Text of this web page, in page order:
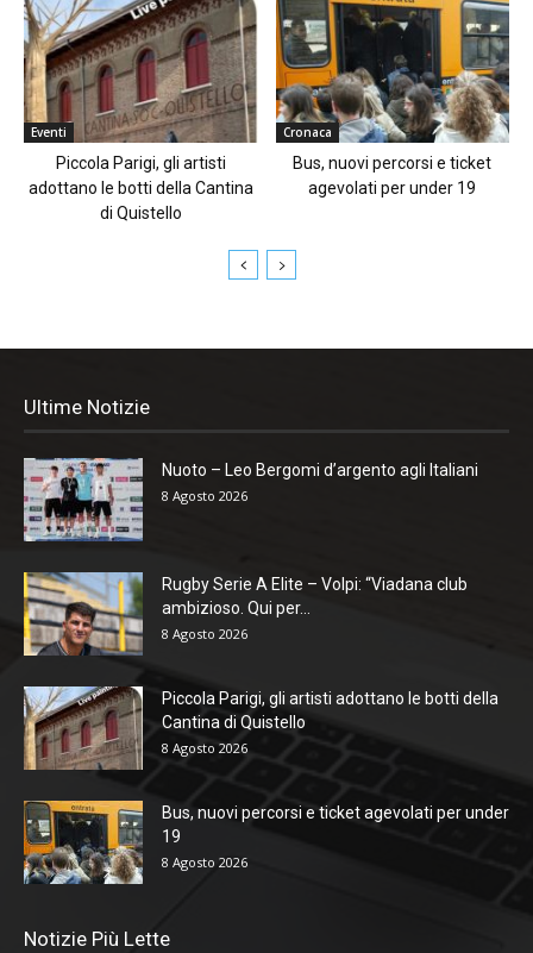
Eventi
Piccola Parigi, gli artisti
adottano le botti della Cantina
di Quistello
Cronaca
Bus, nuovi percorsi e ticket
agevolati per under 19
Ultime Notizie
Nuoto – Leo Bergomi d’argento agli Italiani
8 Agosto 2026
Rugby Serie A Elite – Volpi: “Viadana club
ambizioso. Qui per...
8 Agosto 2026
Piccola Parigi, gli artisti adottano le botti della
Cantina di Quistello
8 Agosto 2026
Bus, nuovi percorsi e ticket agevolati per under
19
8 Agosto 2026
Notizie Più Lette